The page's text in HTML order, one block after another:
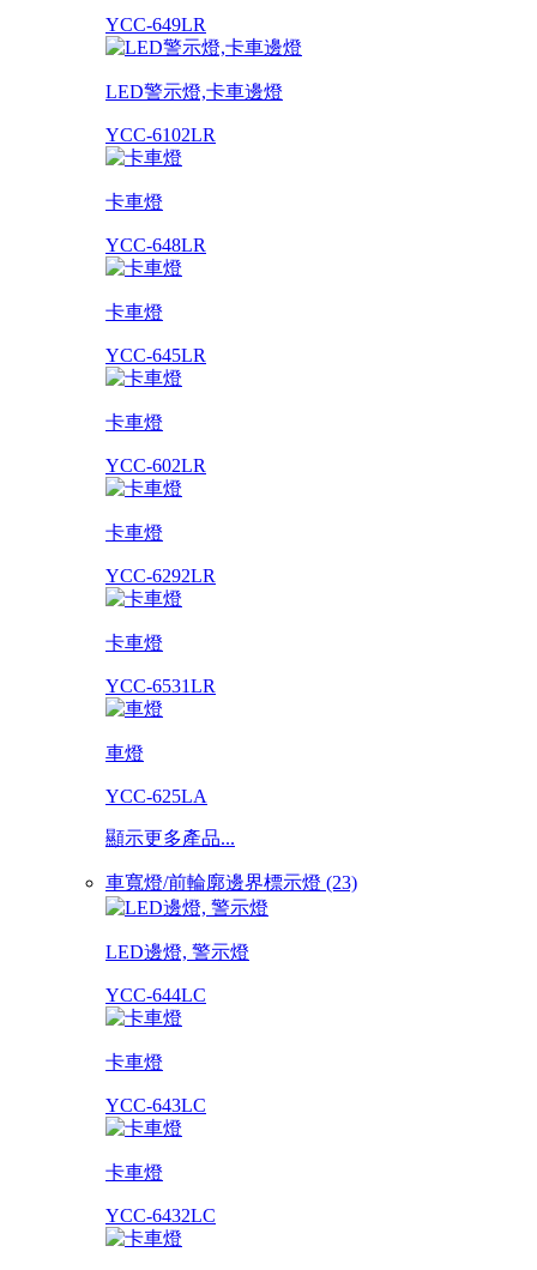
YCC-649LR
LED警示燈,卡車邊燈
YCC-6102LR
卡車燈
YCC-648LR
卡車燈
YCC-645LR
卡車燈
YCC-602LR
卡車燈
YCC-6292LR
卡車燈
YCC-6531LR
車燈
YCC-625LA
顯示更多產品...
車寬燈/前輪廓邊界標示燈 (23)
LED邊燈, 警示燈
YCC-644LC
卡車燈
YCC-643LC
卡車燈
YCC-6432LC